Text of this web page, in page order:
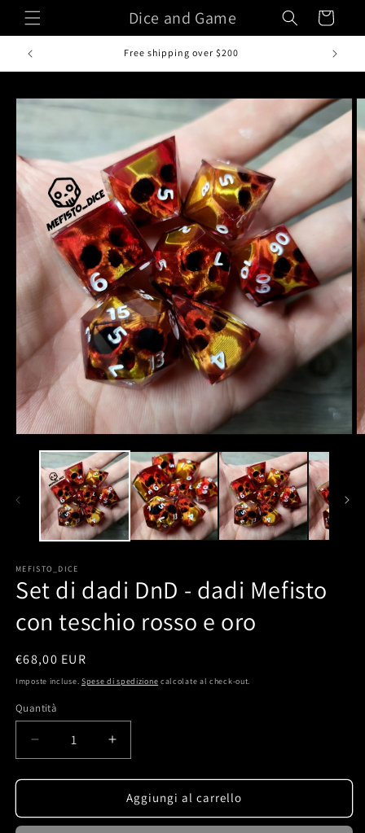
direttamente
ai contenuti
Dice and Game Carrello
Passa alle
informazioni
MEFISTO_DICE
Set di dadi DnD - dadi Mefisto
con teschio rosso e oro
Prezzo
di
€68,00 EUR
Imposte incluse. Spese di spedizione calcolate al check-out.
Quantità
Quantità
Diminuisci
quantità
per
di
Aumenta
quantità
per
Set
di
Aggiungi al carrello